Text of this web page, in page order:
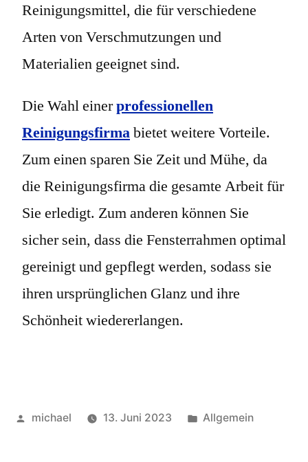
Reinigungsmittel, die für verschiedene
Arten von Verschmutzungen und
Materialien geeignet sind.
Die Wahl einerprofessionellen
Reinigungsfirmabietet weitere Vorteile.
Zum einen sparen Sie Zeit und Mühe, da
die Reinigungsfirma die gesamte Arbeit für
Sie erledigt. Zum anderen können Sie
sicher sein, dass die Fensterrahmen optimal
gereinigt und gepflegt werden, sodass sie
ihren ursprünglichen Glanz und ihre
Schönheit wiedererlangen.
michael 13. Juni 2023 Allgemein